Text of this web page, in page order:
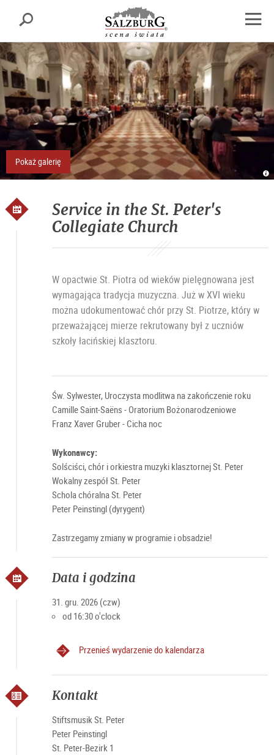
sr.skipnav.Zum
Inhalt
springen
sr.skipnav.Zum
Hauptmenü
springen
sr.skipnav.Zu
den
Kontaktinformationen
Szukaj
Pokaż galerię
Service in the St. Peter's
Collegiate Church
W opactwie St. Piotra od wieków pielęgnowana jest
wymagająca tradycja muzyczna. Już w XVI wieku
można udokumentować chór przy St. Piotrze, który w
przeważającej mierze rekrutowany był z uczniów
szkoły łacińskiej klasztoru.
Św. Sylwester, Uroczysta modlitwa na zakończenie roku
Camille Saint-Saëns - Oratorium Bożonarodzeniowe
Franz Xaver Gruber - Cicha noc
Wykonawcy:
Solściści, chór i orkiestra muzyki klasztornej St. Peter
Wokalny zespół St. Peter
Schola chóralna St. Peter
Peter Peinstingl (dyrygent)
Zastrzegamy zmiany w programie i obsadzie!
Data i godzina
31. gru. 2026 (czw)
od 16:30 o'clock
Przenieś wydarzenie do kalendarza
Kontakt
Stiftsmusik St. Peter
Peter Peinstingl
St. Peter-Bezirk 1